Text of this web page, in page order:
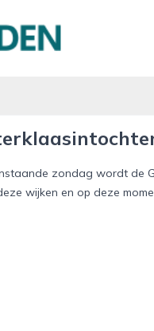
zondag wordt de
wijken en op deze